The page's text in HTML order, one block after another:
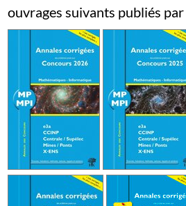
ouvrages suivants publiés